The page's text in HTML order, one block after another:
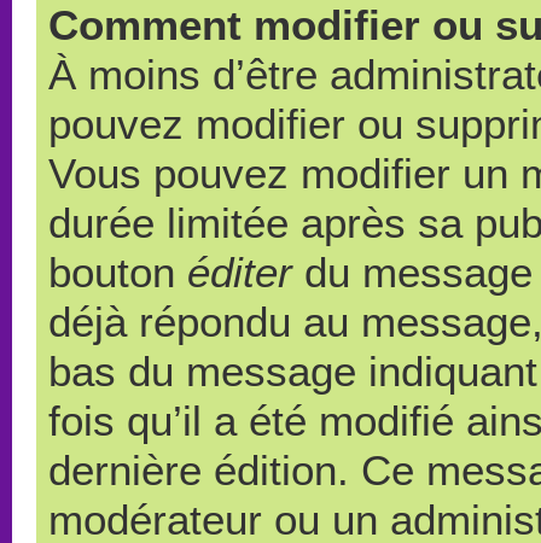
Comment modifier ou
À moins d’être
pouvez modifier ou
Vous pouvez modifier un
durée limitée après sa
bouton éditerdu message
déjà répondu au
bas du message
fois qu’il a été modifié
dernière édition. Ce
modérateur ou un